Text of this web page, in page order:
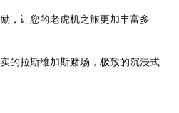
，让您的老虎机之旅更加丰富多
的拉斯维加斯赌场，极致的沉浸式